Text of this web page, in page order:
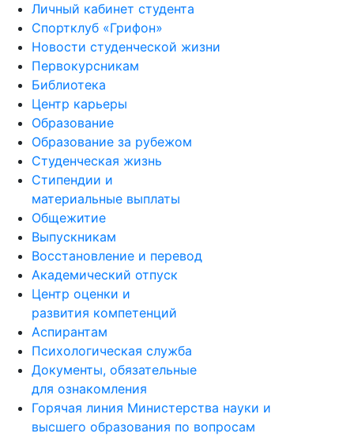
Личный кабинет студента
Спортклуб «Грифон»
Новости студенческой жизни
Первокурсникам
Библиотека
Центр карьеры
Образование
Образование за рубежом
Студенческая жизнь
Стипендии и
материальные выплаты
Общежитие
Выпускникам
Восстановление и перевод
Академический отпуск
Центр оценки и
развития компетенций
Аспирантам
Психологическая служба
Документы, обязательные
для ознакомления
Горячая линия Министерства науки и
высшего образования по вопросам